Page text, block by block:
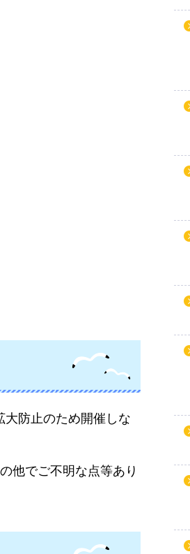
大防止のため開催しな
他でご不明な点等あり